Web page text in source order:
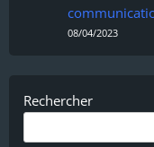
08/04/2023
Rechercher